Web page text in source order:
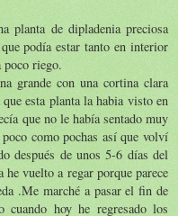
planta de dipladenia preciosa
podía estar tanto en interior
poco riego.
grande con una cortina clara
esta planta la habia visto en
que no le había sentado muy
como pochas así que volví
después de unos 5-6 días del
vuelto a regar porque parece
.Me marché a pasar el fin de
cuando hoy he regresado los